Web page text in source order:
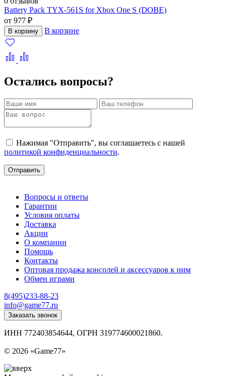
Battery Pack TYX-561S for Xbox One S (DOBE)
от 977 ₽
В корзину В корзине
Остались вопросы?
Нажимая "Отправить", вы соглашаетесь с нашей
политикой конфиденциальности.
Отправить
Вопросы и ответы
Гарантии
Условия оплаты
Доставка
Акции
О компании
Помощь
Контакты
Оптовая продажа консолей и аксессуаров к ним
Обмен играми
8(495)233-88-23
info@game77.ru
Заказать звонок
ИНН 772403854644, ОГРН 319774600021860.
© 2026 «Game77»